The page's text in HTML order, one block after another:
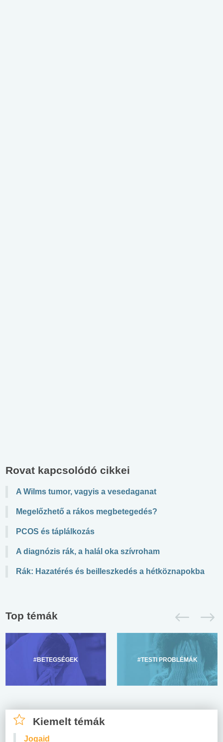
Rovat kapcsolódó cikkei
A Wilms tumor, vagyis a vesedaganat
Megelőzhető a rákos megbetegedés?
PCOS és táplálkozás
A diagnózis rák, a halál oka szívroham
Rák: Hazatérés és beilleszkedés a hétköznapokba
Top témák
#BETEGSÉGEK #TESTI PROBLÉMÁK
Kiemelt témák
Jogaid